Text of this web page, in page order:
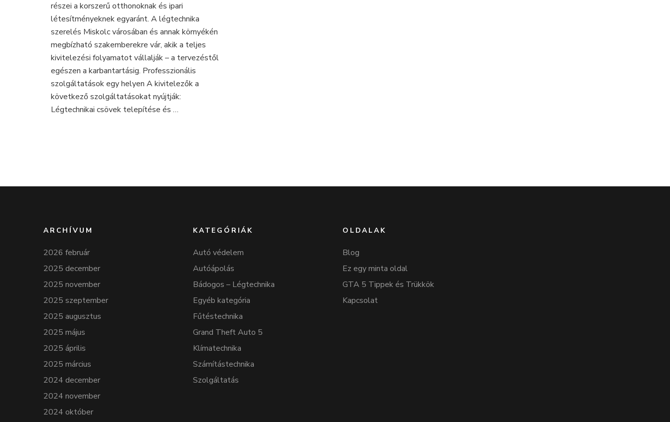
ipari
és
lakossági
felhasználásra
részei a korszerű otthonoknak és ipari
létesítményeknek egyaránt. A légtechnika
szerelés Miskolc városában és annak környékén
megbízható szakemberekre vár, akik a teljes
kivitelezési folyamatot vállalják – a tervezéstől
egészen a karbantartásig. Professzionális
szolgáltatások egy helyen A kivitelezők a
következő szolgáltatásokat nyújtják:
Légtechnikai csövek telepítése és …
ARCHÍVUM
2026 február
2025 december
2025 november
2025 szeptember
2025 augusztus
2025 május
2025 április
2025 március
2024 december
2024 november
2024 október
KATEGÓRIÁK
Autó védelem
Autóápolás
Bádogos – Légtechnika
Egyéb kategória
Fűtéstechnika
Grand Theft Auto 5
Klímatechnika
Számítástechnika
Szolgáltatás
OLDALAK
Blog
Ez egy minta oldal
GTA 5 Tippek és Trükkök
Kapcsolat